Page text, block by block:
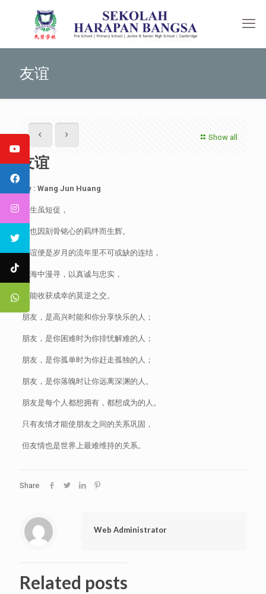
友谊
Show all
友谊
By : Wang Jun Huang
人生虽短促，
却也因刻骨铭心的羁绊而生辉。
友谊便是岁月的流年里不可或缺的连结，
人海中漫寻，以真诚与忠实，
方能收获成幸的莫逆之交。
朋友，是高兴时能和你分享快乐的人；
朋友，是你困难时为你排忧解难的人；
朋友，是你孤单时为你赶走孤独的人；
朋友，是你落魄时让你远离深渊的人。
朋友是每个人都想拥有，都想成为的人。
只有友情才能使朋友之间的关系巩固，
但友情也是世界上最难维持的关系。
Share
Web Administrator
Related posts